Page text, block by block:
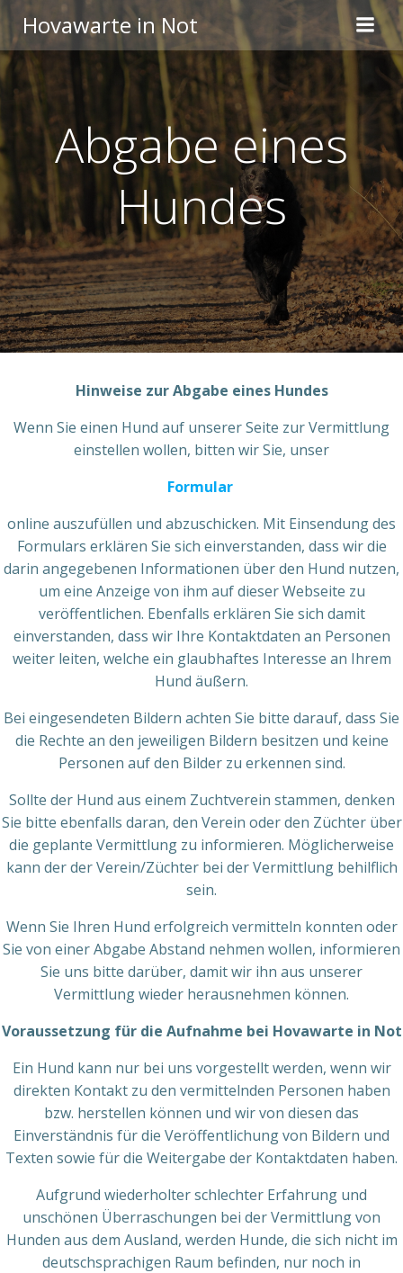
Inhalt
springen
Hovawarte in Not
Abgabe eines
Hundes
Hinweise zur Abgabe eines Hundes
Wenn Sie einen Hund auf unserer Seite zur Vermittlung
einstellen wollen, bitten wir Sie, unser
Formular
online auszufüllen und abzuschicken. Mit Einsendung des
Formulars erklären Sie sich einverstanden, dass wir die
darin angegebenen Informationen über den Hund nutzen,
um eine Anzeige von ihm auf dieser Webseite zu
veröffentlichen. Ebenfalls erklären Sie sich damit
einverstanden, dass wir Ihre Kontaktdaten an Personen
weiter leiten, welche ein glaubhaftes Interesse an Ihrem
Hund äußern.
Bei eingesendeten Bildern achten Sie bitte darauf, dass Sie
die Rechte an den jeweiligen Bildern besitzen und keine
Personen auf den Bilder zu erkennen sind.
Sollte der Hund aus einem Zuchtverein stammen, denken
Sie bitte ebenfalls daran, den Verein oder den Züchter über
die geplante Vermittlung zu informieren. Möglicherweise
kann der der Verein/Züchter bei der Vermittlung behilflich
sein.
Wenn Sie Ihren Hund erfolgreich vermitteln konnten oder
Sie von einer Abgabe Abstand nehmen wollen, informieren
Sie uns bitte darüber, damit wir ihn aus unserer
Vermittlung wieder herausnehmen können.
Voraussetzung für die Aufnahme bei Hovawarte in Not
Ein Hund kann nur bei uns vorgestellt werden, wenn wir
direkten Kontakt zu den vermittelnden Personen haben
bzw. herstellen können und wir von diesen das
Einverständnis für die Veröffentlichung von Bildern und
Texten sowie für die Weitergabe der Kontaktdaten haben.
Aufgrund wiederholter schlechter Erfahrung und
unschönen Überraschungen bei der Vermittlung von
Hunden aus dem Ausland, werden Hunde, die sich nicht im
deutschsprachigen Raum befinden, nur noch in